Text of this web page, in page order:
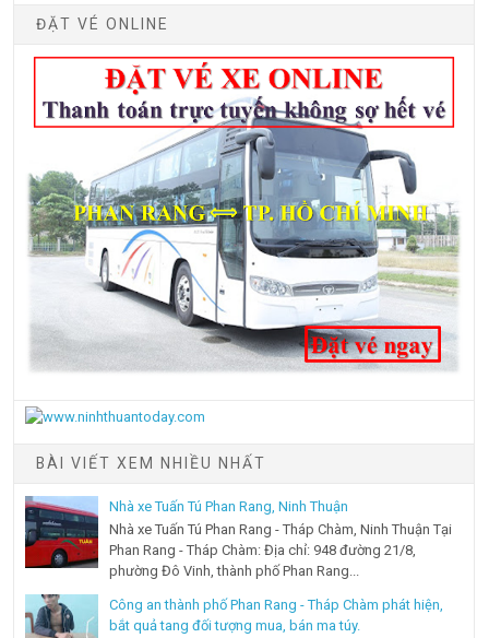
ĐẶT VÉ ONLINE
BÀI VIẾT XEM NHIỀU NHẤT
Nhà xe Tuấn Tú Phan Rang, Ninh Thuận
Nhà xe Tuấn Tú Phan Rang - Tháp Chàm, Ninh Thuận Tại
Phan Rang - Tháp Chàm: Địa chỉ: 948 đường 21/8,
phường Đô Vinh, thành phố Phan Rang...
Công an thành phố Phan Rang - Tháp Chàm phát hiện,
bắt quả tang đối tượng mua, bán ma túy.